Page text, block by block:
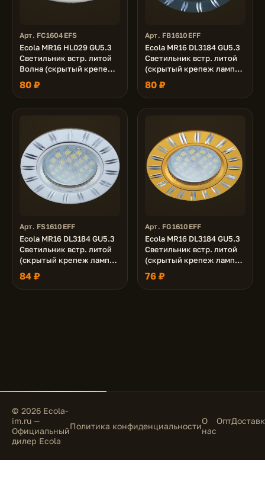
Арт. FC1604EFS
Ecola MR16 HL029 GU5.3
Светильник встр. литой
Волна (скрытый крепеж
лампы) Золото/Хром
22x82 (кd74)
80 ₽
Арт. FB1610EFF
Ecola MR16 DL3184 GU5.3
Светильник встр. литой
(скрытый крепеж лампы)
Черный/Алюм Двойные
Реснички по кругу 23x78
(кd74)
80 ₽
Арт. FS1610EFF
Ecola MR16 DL3184 GU5.3
Светильник встр. литой
(скрытый крепеж лампы)
матовый Хром/Алюм
Двойные Реснички по
кругу 23x78 (кd74)
84 ₽
Арт. FG1610EFF
Ecola MR16 DL3184 GU5.3
Светильник встр. литой
(скрытый крепеж лампы)
матовое Золото/Алюм
Двойные Реснички по
кругу 23x78 (кd74)
76 ₽
© 2026 Ecola-
im.ru —
Официальный
дилер Ecola
Политика конфиденциальностиО
нас
Опт